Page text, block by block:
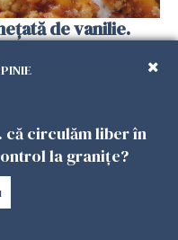
de vanilie.
că circulăm liber în
la granițe?